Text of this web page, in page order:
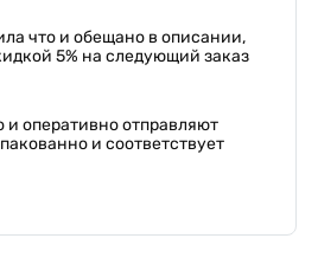
что и обещано в описании,
5% на следующий заказ
и оперативно отправляют
и соответствует